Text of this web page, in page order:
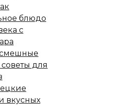
блюдо
с
смешные
для
вкусных